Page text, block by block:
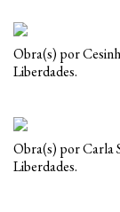
Obra(s) por
Liberdades.
Obra(s) por Carla
Liberdades.